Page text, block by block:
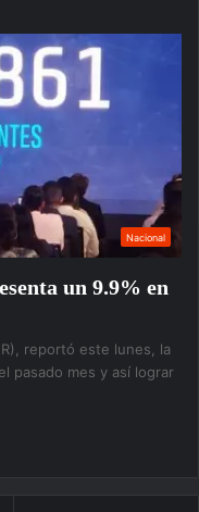
Nacional
un 9.9% en
reportó este lunes, la
pasado mes y así lograr